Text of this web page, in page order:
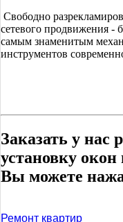
Свободно
сетевого продвижения -
самым знаменитым
инструментов
Заказать у нас
установку
Вы можете
Ремонт квартир